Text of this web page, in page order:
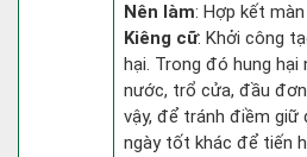
Nên làm: Hợp kết
Kiêng cữ: Khởi công
hại. Trong đó hung
nước, trổ cửa, đầu
vậy, để tránh điềm giữ
ngày tốt khác để tiến